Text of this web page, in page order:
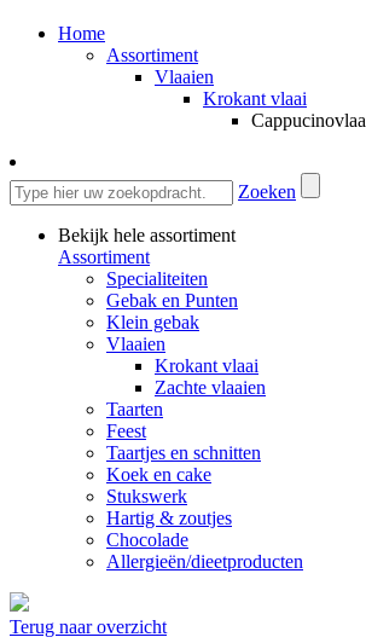
Home
Assortiment
Vlaaien
Krokant vlaai
Zoeken
Bekijk hele assortiment
Assortiment
Specialiteiten
Gebak en Punten
Klein gebak
Vlaaien
Krokant vlaai
Zachte vlaaien
Taarten
Feest
Taartjes en schnitten
Koek en cake
Stukswerk
Hartig & zoutjes
Chocolade
Allergieën/dieetproducten
Terug naar overzicht